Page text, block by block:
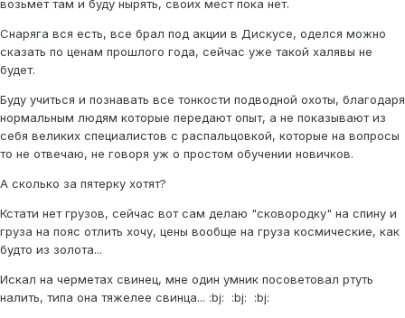
возьмет там и буду нырять, своих мест пока нет.
Снаряга вся есть, все брал под акции в Дискусе, оделся можно
сказать по ценам прошлого года, сейчас уже такой халявы не
будет.
Буду учиться и познавать все тонкости подводной охоты, благодаря
нормальным людям которые передают опыт, а не показывают из
себя великих специалистов с распальцовкой, которые на вопросы
то не отвечаю, не говоря уж о простом обучении новичков.
А сколько за пятерку хотят?
Кстати нет грузов, сейчас вот сам делаю "сковородку" на спину и
груза на пояс отлить хочу, цены вообще на груза космические, как
будто из золота...
Искал на черметах свинец, мне один умник посоветовал ртуть
налить, типа она тяжелее свинца... :bj: :bj: :bj: